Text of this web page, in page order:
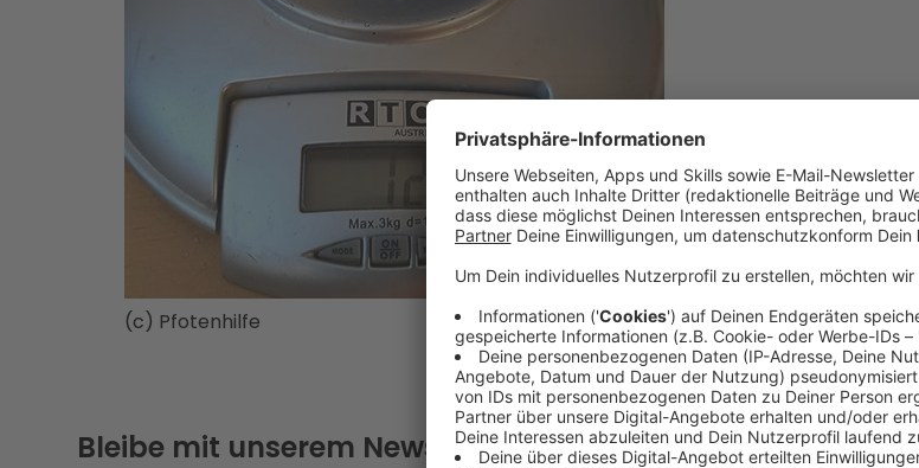
(c) Pfotenhilfe
Bleibe mit unserem Newsletter immer auf dem Laufenden.